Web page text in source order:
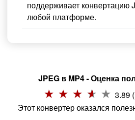
поддерживает конвертацию
любой платформе.
JPEG в MP4 - Оценка
3.89
Этот конвертер оказался